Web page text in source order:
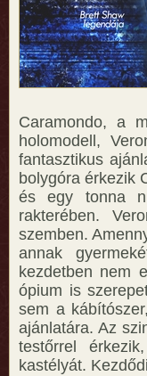
Caramondo, a
holomodell,
fantasztikus
bolygóra érkezik
és egy tonna
rakterében.
szemben.
annak
kezdetben nem
ópium is
sem a
ajánlatára. Az
testőrrel
kastélyát.